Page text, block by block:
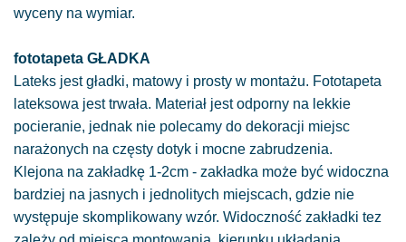
wyceny na wymiar.
fototapeta GŁADKA
Lateks jest gładki, matowy i prosty w montażu. Fototapeta
lateksowa jest trwała. Materiał jest odporny na lekkie
pocieranie, jednak nie polecamy do dekoracji miejsc
narażonych na częsty dotyk i mocne zabrudzenia.
Klejona na zakładkę 1-2cm - zakładka może być widoczna
bardziej na jasnych i jednolitych miejscach, gdzie nie
występuje skomplikowany wzór. Widoczność zakładki tez